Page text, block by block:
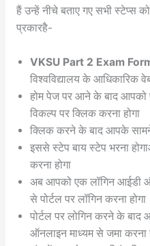
हैं उन्हें नीचे बताए गए सभी स्टेप्स
प्रकारहै-
VKSU Part 2 Exam
विश्वविद्यालय के आधिकारिक
होम पेज पर आने के बाद आपको
विकल्प पर क्लिक करना होगा
क्लिक करने के बाद आपके सामने
इससे स्टेप बाय स्टेप भरना
करना होगा
अब आपको एक लॉगिन आईडी
से पोर्टल पर लॉगिन करना होगा
पोर्टल पर लोगिन करने के बाद
ऑनलाइन माध्यम से जमा करना